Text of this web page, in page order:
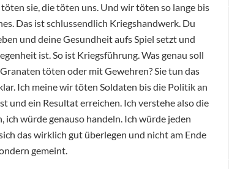
sie, die töten uns. Und wir töten so lange bis
Das ist schlussendlich Kriegshandwerk. Du
und deine Gesundheit aufs Spiel setzt und
ist. So ist Kriegsführung. Was genau soll
töten oder mit Gewehren? Sie tun das
Ich meine wir töten Soldaten bis die Politik an
und ein Resultat erreichen. Ich verstehe also die
würde genauso handeln. Ich würde jeden
das wirklich gut überlegen und nicht am Ende
gemeint.